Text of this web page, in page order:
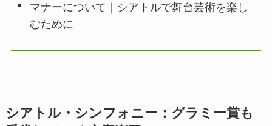
マナーについて｜シアトルで舞台芸術を楽し
むために
シアトル・シンフォニー：グラミー賞も